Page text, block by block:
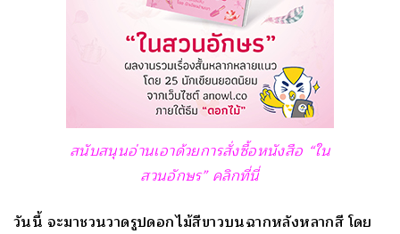
สนับสนุนอ่านเอาด้วยการสั่งซื้อหนังสือ “ใน
สวนอักษร” คลิกที่นี่
วันนี้ จะมาชวนวาดรูปดอกไม้สีขาวบนฉากหลังหลากสี โดย